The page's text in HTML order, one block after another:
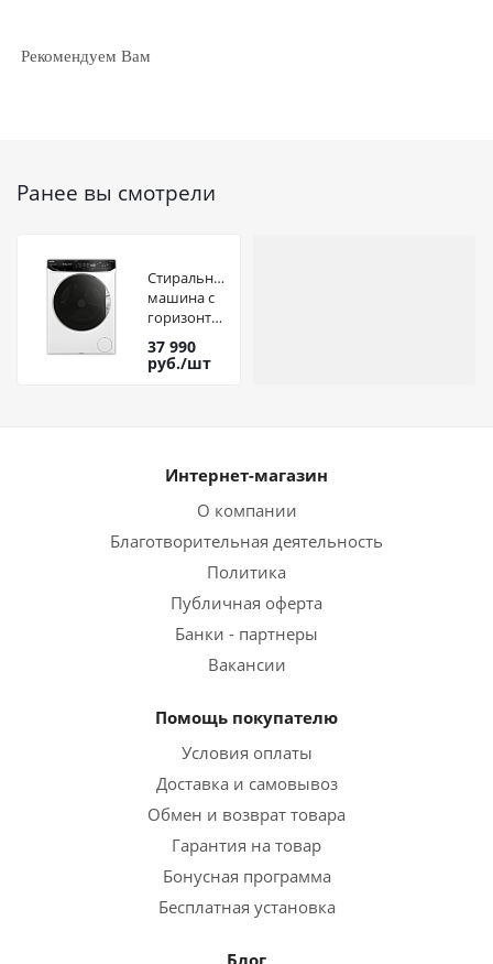
Рекомендуем Вам
Ранее вы смотрели
Стиральная
машина с
горизонтальной
загрузкой
VESTEL
Bojena
37 990
руб./шт
Интернет-магазин
О компании
Благотворительная деятельность
Политика
Публичная оферта
Банки - партнеры
Вакансии
Помощь покупателю
Условия оплаты
Доставка и самовывоз
Обмен и возврат товара
Гарантия на товар
Бонусная программа
Бесплатная установка
Блог